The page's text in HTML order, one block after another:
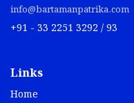
info@bartamanpatrika.com
+91 - 33 2251 3292 / 93
Links
Home